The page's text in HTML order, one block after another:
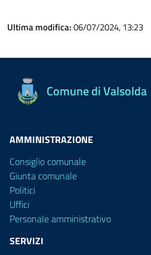
Ultima modifica:06/07/2024, 13:23
Comune di Valsolda
AMMINISTRAZIONE
Consiglio comunale
Giunta comunale
Politici
Uffici
Personale amministrativo
SERVIZI